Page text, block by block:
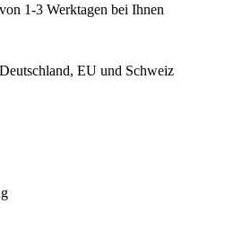
1-3 Werktagen bei Ihnen
EU und Schweiz